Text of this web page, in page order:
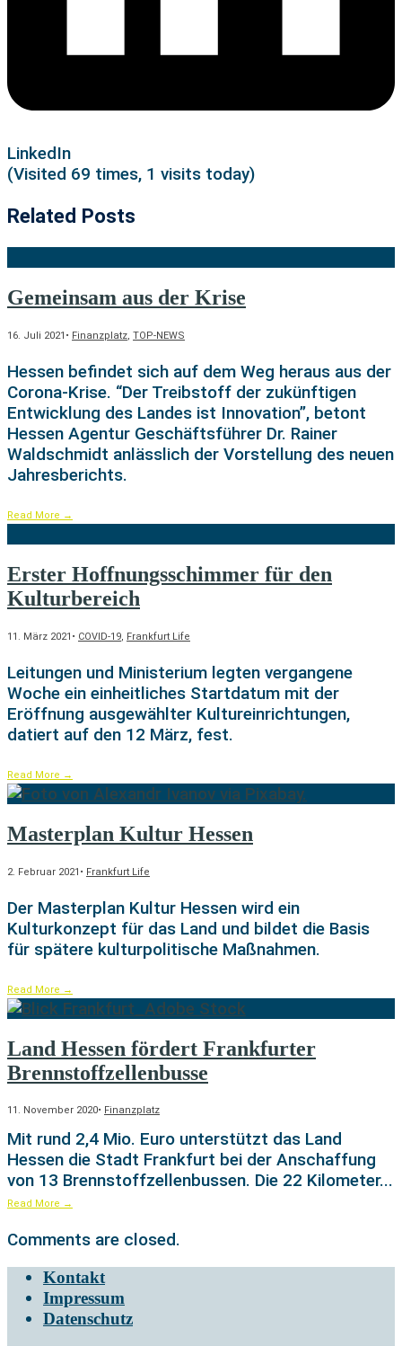
LinkedIn
(Visited 69 times, 1 visits today)
Related Posts
Gemeinsam aus der Krise
16. Juli 2021 • Finanzplatz, TOP-NEWS
Hessen befindet sich auf dem Weg heraus aus der
Corona-Krise. “Der Treibstoff der zukünftigen
Entwicklung des Landes ist Innovation”, betont
Hessen Agentur Geschäftsführer Dr. Rainer
Waldschmidt anlässlich der Vorstellung des neuen
Jahresberichts.
Read More →
Erster Hoffnungsschimmer für den
Kulturbereich
11. März 2021 • COVID-19, Frankfurt Life
Leitungen und Ministerium legten vergangene
Woche ein einheitliches Startdatum mit der
Eröffnung ausgewählter Kultureinrichtungen,
datiert auf den 12 März, fest.
Read More →
Masterplan Kultur Hessen
2. Februar 2021 • Frankfurt Life
Der Masterplan Kultur Hessen wird ein
Kulturkonzept für das Land und bildet die Basis
für spätere kulturpolitische Maßnahmen.
Read More →
Land Hessen fördert Frankfurter
Brennstoffzellenbusse
11. November 2020• Finanzplatz
Mit rund 2,4 Mio. Euro unterstützt das Land
Hessen die Stadt Frankfurt bei der Anschaffung
von 13 Brennstoffzellenbussen. Die 22 Kilometer...
Read More →
Comments are closed.
Kontakt
Impressum
Datenschutz